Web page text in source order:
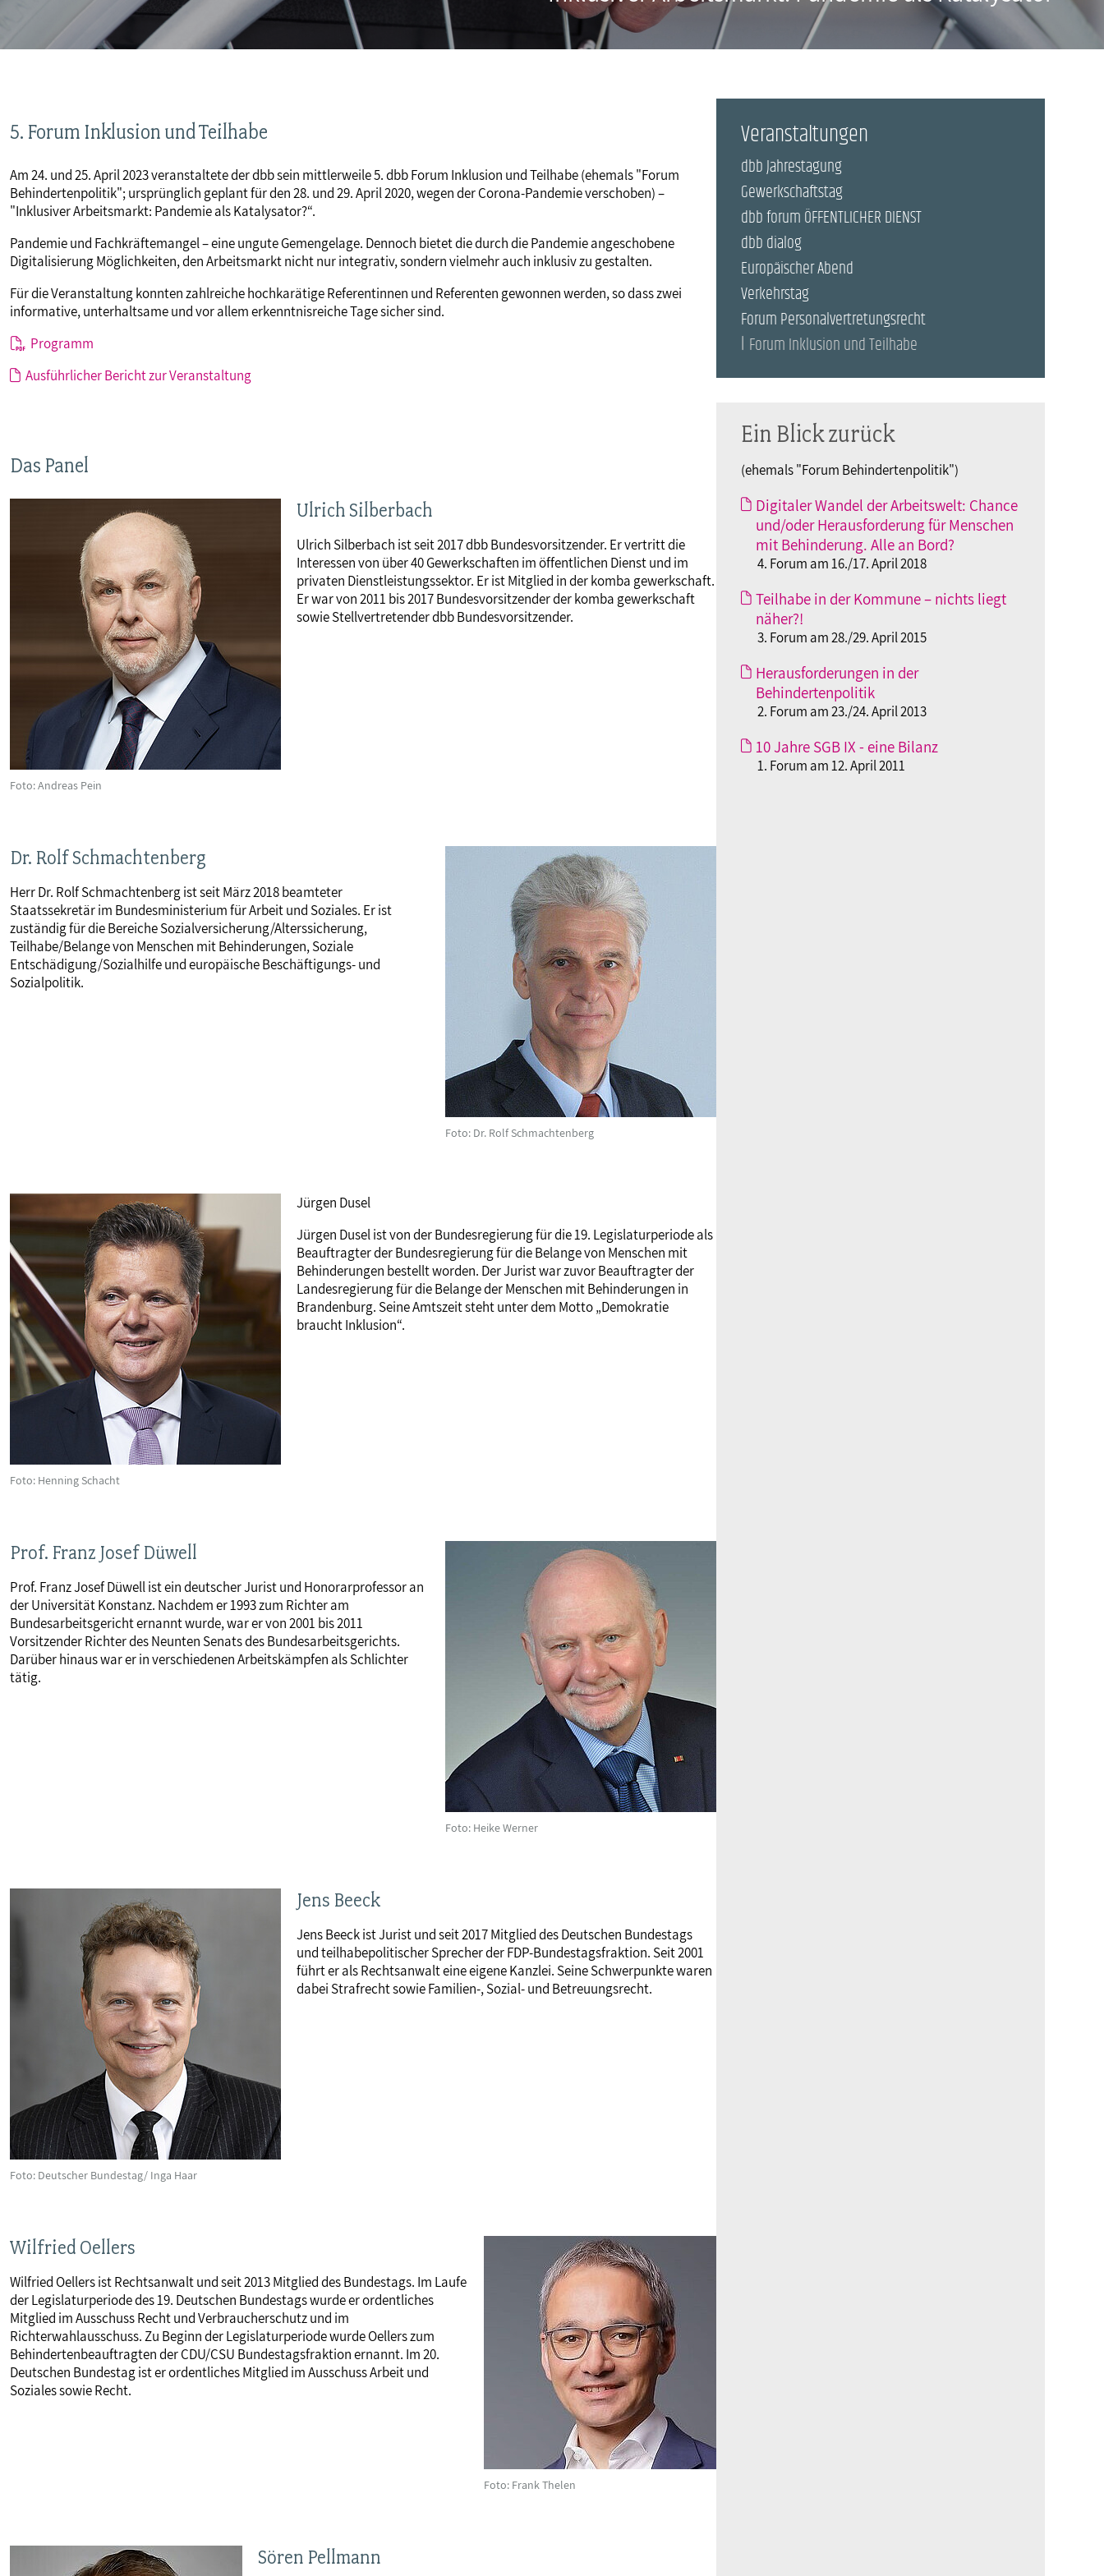
Frauen
Versorgung
Tarifverträge
Bildung
MITBESTIMMUNG
Akademie
5. Forum Inklusion und Teilhabe
Am 24. und 25. April 2023 veranstaltete der dbb sein mittlerweile 5. dbb Forum Inklusion und Teilhabe (ehemals "Forum
Behindertenpolitik"; ursprünglich geplant für den 28. und 29. April 2020, wegen der Corona-Pandemie verschoben) –
"Inklusiver Arbeitsmarkt: Pandemie als Katalysator?“.
Pandemie und Fachkräftemangel – eine ungute Gemengelage. Dennoch bietet die durch die Pandemie angeschobene
Digitalisierung Möglichkeiten, den Arbeitsmarkt nicht nur integrativ, sondern vielmehr auch inklusiv zu gestalten.
Für die Veranstaltung konnten zahlreiche hochkarätige Referentinnen und Referenten gewonnen werden, so dass zwei
informative, unterhaltsame und vor allem erkenntnisreiche Tage sicher sind.
Programm
Ausführlicher Bericht zur Veranstaltung
Das Panel
Foto: Andreas Pein
Ulrich Silberbach
Ulrich Silberbach ist seit 2017 dbb Bundesvorsitzender. Er vertritt die
Interessen von über 40 Gewerkschaften im öffentlichen Dienst und im
privaten Dienstleistungssektor. Er ist Mitglied in der komba gewerkschaft.
Er war von 2011 bis 2017 Bundesvorsitzender der komba gewerkschaft
sowie Stellvertretender dbb Bundesvorsitzender.
Foto: Dr. Rolf Schmachtenberg
Dr. Rolf Schmachtenberg
Herr Dr. Rolf Schmachtenberg ist seit März 2018 beamteter
Staatssekretär im Bundesministerium für Arbeit und Soziales. Er ist
zuständig für die Bereiche Sozialversicherung/Alterssicherung,
Teilhabe/Belange von Menschen mit Behinderungen, Soziale
Entschädigung/Sozialhilfe und europäische Beschäftigungs- und
Sozialpolitik.
Foto: Henning Schacht
Jürgen Dusel
Jürgen Dusel ist von der Bundesregierung für die 19. Legislaturperiode als
Beauftragter der Bundesregierung für die Belange von Menschen mit
Behinderungen bestellt worden. Der Jurist war zuvor Beauftragter der
Landesregierung für die Belange der Menschen mit Behinderungen in
Brandenburg. Seine Amtszeit steht unter dem Motto „Demokratie
braucht Inklusion“.
Foto: Heike Werner
Prof. Franz Josef Düwell
Prof. Franz Josef Düwell ist ein deutscher Jurist und Honorarprofessor an
der Universität Konstanz. Nachdem er 1993 zum Richter am
Bundesarbeitsgericht ernannt wurde, war er von 2001 bis 2011
Vorsitzender Richter des Neunten Senats des Bundesarbeitsgerichts.
Darüber hinaus war er in verschiedenen Arbeitskämpfen als Schlichter
tätig.
Foto: Deutscher Bundestag/ Inga Haar
Jens Beeck
Jens Beeck ist Jurist und seit 2017 Mitglied des Deutschen Bundestags
und teilhabepolitischer Sprecher der FDP-Bundestagsfraktion. Seit 2001
führt er als Rechtsanwalt eine eigene Kanzlei. Seine Schwerpunkte waren
dabei Strafrecht sowie Familien-, Sozial- und Betreuungsrecht.
Foto: Frank Thelen
Wilfried Oellers
Wilfried Oellers ist Rechtsanwalt und seit 2013 Mitglied des Bundestags. Im Laufe
der Legislaturperiode des 19. Deutschen Bundestags wurde er ordentliches
Mitglied im Ausschuss Recht und Verbraucherschutz und im
Richterwahlausschuss. Zu Beginn der Legislaturperiode wurde Oellers zum
Behindertenbeauftragten der CDU/CSU Bundestagsfraktion ernannt. Im 20.
Deutschen Bundestag ist er ordentliches Mitglied im Ausschuss Arbeit und
Soziales sowie Recht.
Sören Pellmann
Veranstaltungen
dbb Jahrestagung
Gewerkschaftstag
dbb forum ÖFFENTLICHER DIENST
dbb dialog
Europäischer Abend
Verkehrstag
Forum Personalvertretungsrecht
Forum Inklusion und Teilhabe
Ein Blick zurück
(ehemals "Forum Behindertenpolitik")
Digitaler Wandel der Arbeitswelt: Chance
und/oder Herausforderung für Menschen
mit Behinderung. Alle an Bord?
4. Forum am 16./17. April 2018
Teilhabe in der Kommune – nichts liegt
näher?!
3. Forum am 28./29. April 2015
Herausforderungen in der
Behindertenpolitik
2. Forum am 23./24. April 2013
10 Jahre SGB IX - eine Bilanz
1. Forum am 12. April 2011